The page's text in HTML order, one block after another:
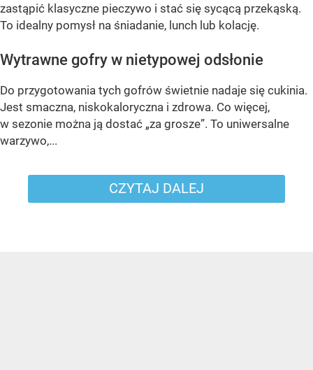
zastąpić klasyczne pieczywo i stać się sycącą przekąską.
To idealny pomysł na śniadanie, lunch lub kolację.
Wytrawne gofry w nietypowej odsłonie
Do przygotowania tych gofrów świetnie nadaje się cukinia.
Jest smaczna, niskokaloryczna i zdrowa. Co więcej,
w sezonie można ją dostać „za grosze”. To uniwersalne
warzywo,...
CZYTAJ DALEJ